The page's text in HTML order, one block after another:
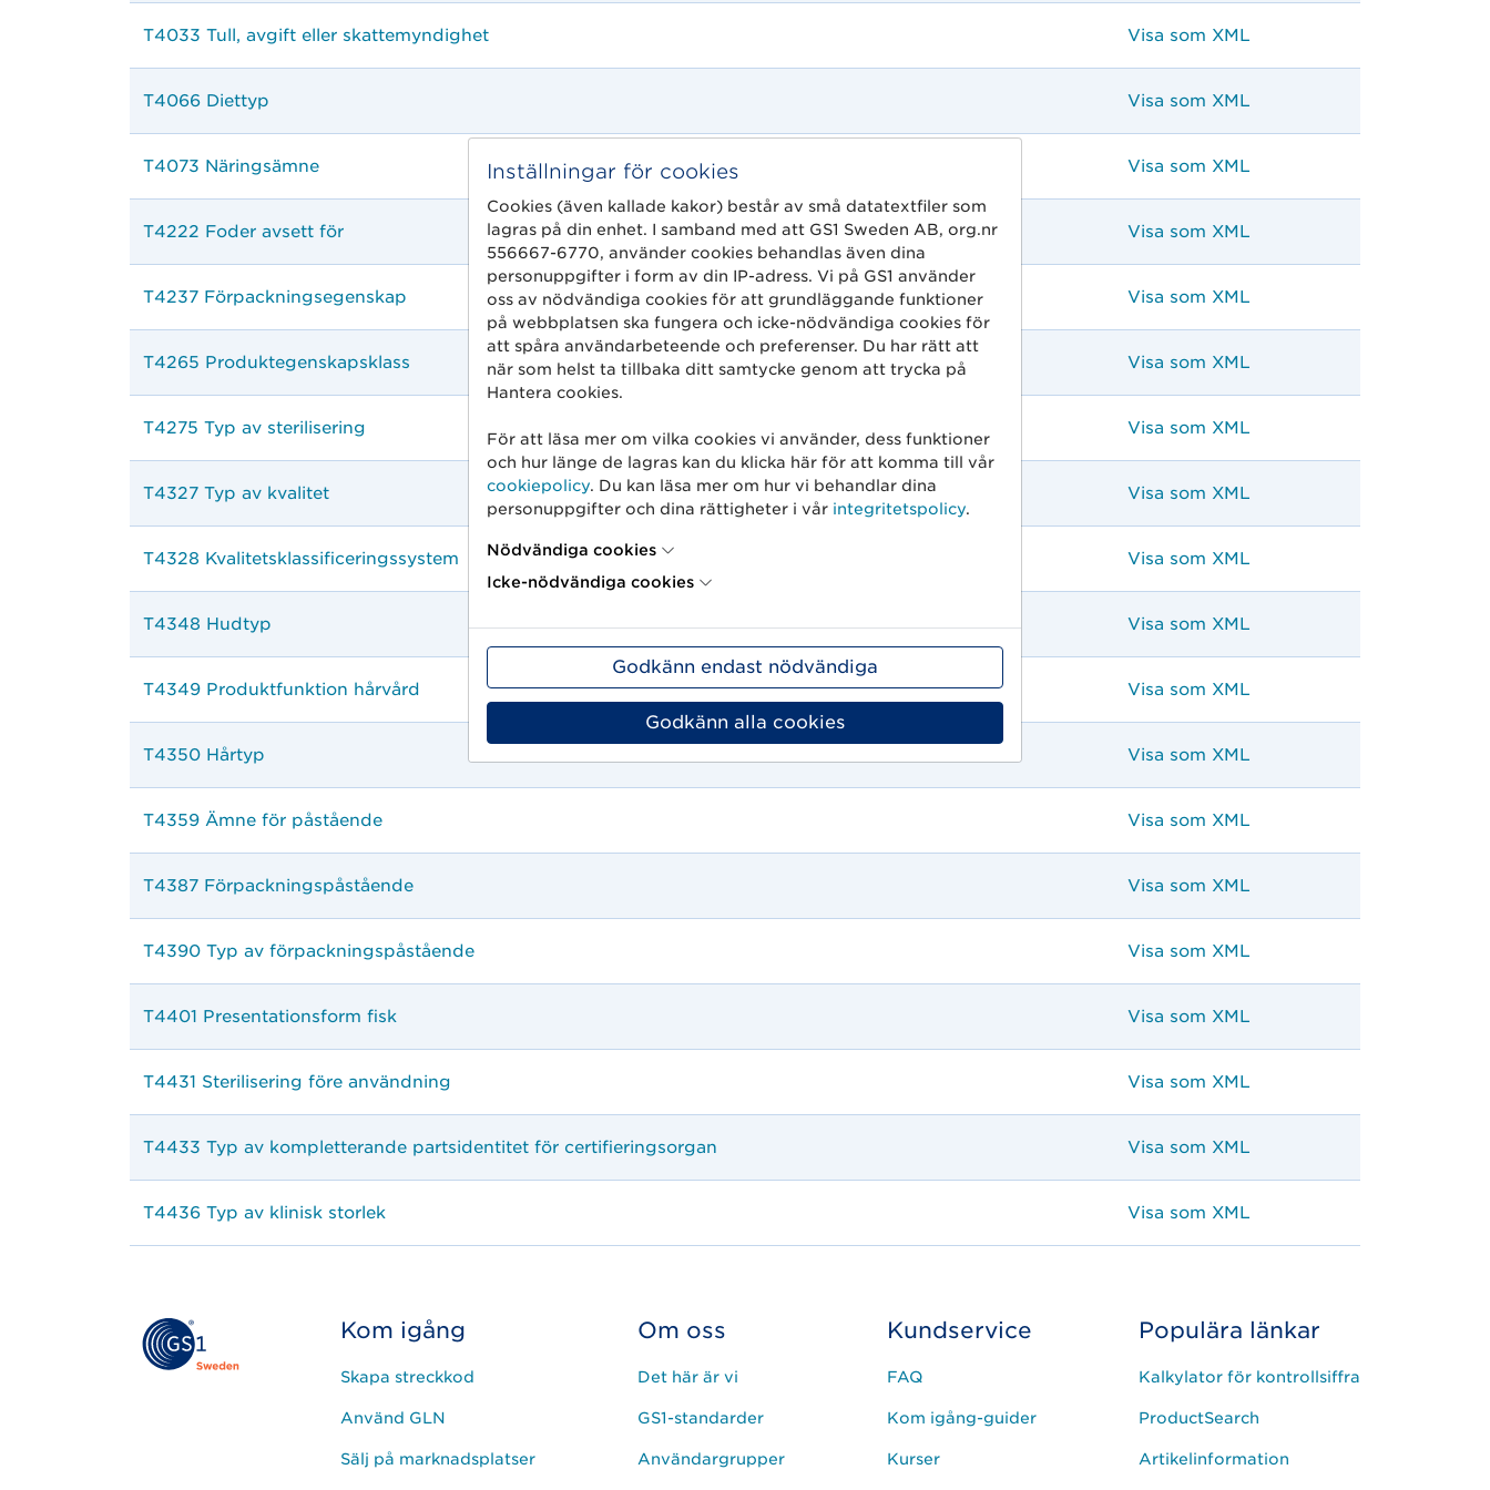
T4033 Tull, avgift eller skattemyndighet Visa som XML
T4066 Diettyp Visa som XML
T4073 Näringsämne Visa som XML
T4222 Foder avsett för Visa som XML
T4237 Förpackningsegenskap Visa som XML
T4265 Produktegenskapsklass Visa som XML
T4275 Typ av sterilisering Visa som XML
T4327 Typ av kvalitet Visa som XML
T4328 Kvalitetsklassificeringssystem Visa som XML
T4348 Hudtyp Visa som XML
T4349 Produktfunktion hårvård Visa som XML
T4350 Hårtyp Visa som XML
T4359 Ämne för påstående Visa som XML
T4387 Förpackningspåstående Visa som XML
T4390 Typ av förpackningspåstående Visa som XML
T4401 Presentationsform fisk Visa som XML
T4431 Sterilisering före användning Visa som XML
T4433 Typ av kompletterande partsidentitet för certifieringsorgan Visa som XML
T4436 Typ av klinisk storlek Visa som XML
Kom igång
Skapa streckkod
Använd GLN
Sälj på marknadsplatser
Om oss
Det här är vi
GS1-standarder
Användargrupper
Kundservice
FAQ
Kom igång-guider
Kurser
Populära länkar
Kalkylator för kontrollsiffra
ProductSearch
Artikelinformation
Inställningar för cookies
Cookies (även kallade kakor) består av små datatextfiler som
lagras på din enhet. I samband med att GS1 Sweden AB, org.nr
556667-6770, använder cookies behandlas även dina
personuppgifter i form av din IP-adress. Vi på GS1 använder
oss av nödvändiga cookies för att grundläggande funktioner
på webbplatsen ska fungera och icke-nödvändiga cookies för
att spåra användarbeteende och preferenser. Du har rätt att
när som helst ta tillbaka ditt samtycke genom att trycka på
Hantera cookies.
För att läsa mer om vilka cookies vi använder, dess funktioner
och hur länge de lagras kan du klicka här för att komma till vår
cookiepolicy. Du kan läsa mer om hur vi behandlar dina
personuppgifter och dina rättigheter i vår integritetspolicy.
Nödvändiga cookies
Icke-nödvändiga cookies
Godkänn endast nödvändiga
Godkänn alla cookies